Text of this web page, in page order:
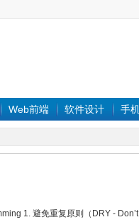
Web前端 软件设计 手
1. 避免重复原则（DRY -